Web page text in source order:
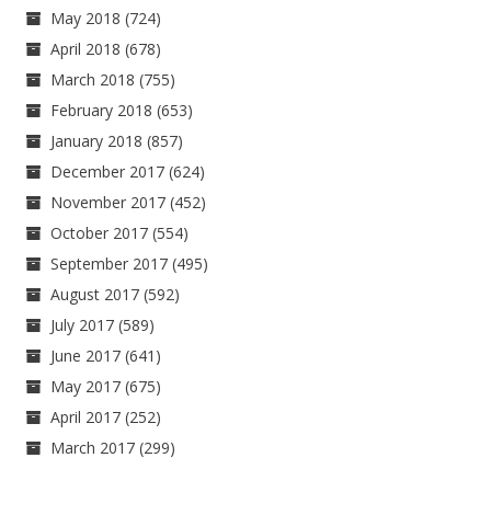
May 2018 (724)
April 2018 (678)
March 2018 (755)
February 2018 (653)
January 2018 (857)
December 2017 (624)
November 2017 (452)
October 2017 (554)
September 2017 (495)
August 2017 (592)
July 2017 (589)
June 2017 (641)
May 2017 (675)
April 2017 (252)
March 2017 (299)